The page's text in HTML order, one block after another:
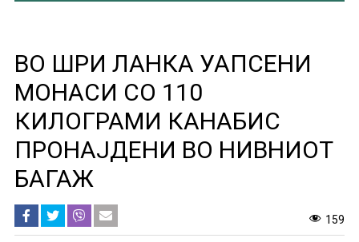
ВО ШРИ ЛАНКА УАПСЕНИ
МОНАСИ СО 110
КИЛОГРАМИ КАНАБИС
ПРОНАЈДЕНИ ВО НИВНИОТ
БАГАЖ
159